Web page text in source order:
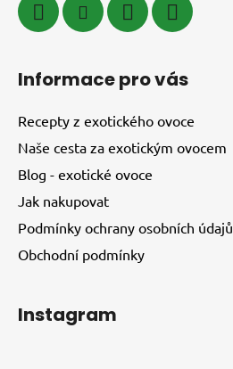
Informace pro vás
Recepty z exotického ovoce
Naše cesta za exotickým ovocem
Blog - exotické ovoce
Jak nakupovat
Podmínky ochrany osobních údajů
Obchodní podmínky
Instagram